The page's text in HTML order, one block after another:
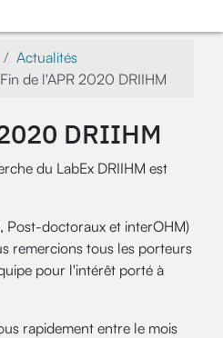
Actualités
Fin de l'APR 2020 DRIIHM
DRIIHM
du LabEx DRIIHM est
Post-doctoraux et interOHM)
remercions tous les porteurs
pour l'intérêt porté à
rapidement entre le mois